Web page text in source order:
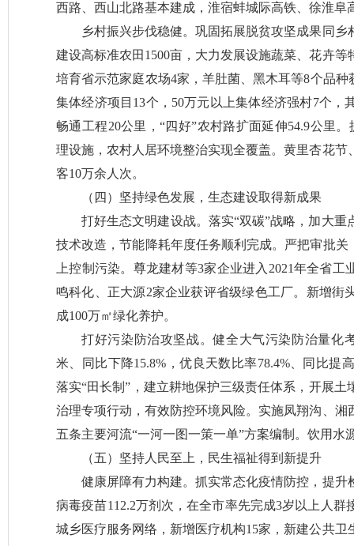
西路、西山北路基本建成，淮宿蚌城际高铁、徐淮
乡村振兴步伐稳健。巩固拓展脱贫攻坚成果同
建设高标准农田1500亩，大力发展设施蔬菜、花卉
培育省示范家庭农场4家，羊肚菌、黑木耳等8个品
集体经济项目13个，50万元以上集体经济强村7个，
畅通工程20公里，“四好”农村路扩面延伸54.9公里
理设施，农村人居环境整治实现全覆盖。黄里杏花
客10万余人次。
（四）坚持绿色发展，生态建设取得新成果
打好生态文明建设战。落实“双碳”战略，加大
技术改造，节能降耗年度任务顺利完成。严把审批
上控制污染。尊龙建材等3家企业进入2021年全省
鸣科化、正大源2家企业获评省级绿色工厂。新增街
成100万㎡绿化养护。
打好污染防治攻坚战。健全大气污染防治量化
米、同比下降15.8%，优良天数比率78.4%、同比提
落实“田长制”，建立耕地保护三级责任体系，开展
治理专项行动，有效防控环境风险。实施凤翔沟、
五条主要河流“一河一图一策一单”方案编制。饮用水
（五）坚持人民至上，民生福祉得到新提升
健康屏障有力构建。抓实常态化疫情防控，提
病毒疫苗112.2万剂次，在全市率先完成3岁以上人
城乡医疗服务网络，新增医疗机构15家，新建公共